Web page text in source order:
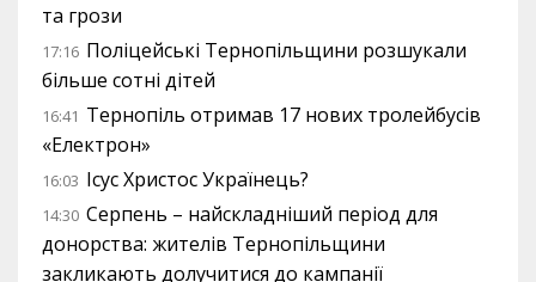
та грози
17:16 Поліцейські Тернопільщини розшукали
більше сотні дітей
16:41 Тернопіль отримав 17 нових тролейбусів
«Електрон»
16:03 Ісус Христос Українець?
14:30 Серпень – найскладніший період для
донорства: жителів Тернопільщини
закликають долучитися до кампанії